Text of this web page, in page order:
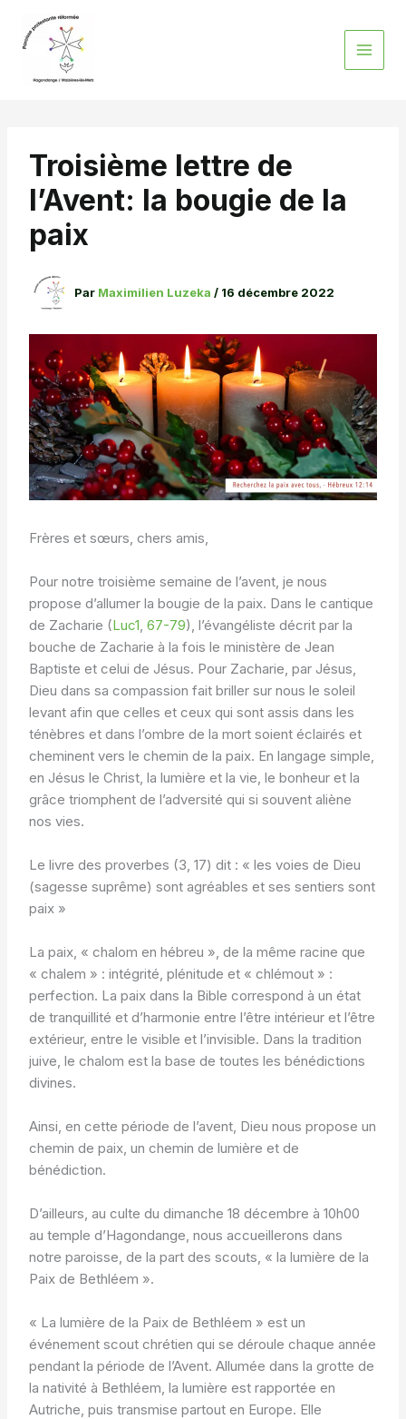
contenu
Troisième lettre de
l’Avent: la bougie de la
paix
Par Maximilien Luzeka/ 16 décembre 2022
Frères et sœurs, chers amis,
Pour notre troisième semaine de l’avent, je nous
propose d’allumer la bougie de la paix. Dans le cantique
de Zacharie (Luc1,67-79), l’évangéliste décrit par la
bouche de Zacharie à la fois le ministère de Jean
Baptiste et celui de Jésus. Pour Zacharie, par Jésus,
Dieu dans sa compassion fait briller sur nous le soleil
levant afin que celles et ceux qui sont assis dans les
ténèbres et dans l’ombre de la mort soient éclairés et
cheminent vers le chemin de la paix. En langage simple,
en Jésus le Christ, la lumière et la vie, le bonheur et la
grâce triomphent de l’adversité qui si souvent aliène
nos vies.
Le livre des proverbes (3, 17) dit : « les voies de Dieu
(sagesse suprême) sont agréables et ses sentiers sont
paix »
La paix, « chalom en hébreu », de la même racine que
« chalem » : intégrité, plénitude et « chlémout » :
perfection. La paix dans la Bible correspond à un état
de tranquillité et d’harmonie entre l’être intérieur et l’être
extérieur, entre le visible et l’invisible. Dans la tradition
juive, le chalom est la base de toutes les bénédictions
divines.
Ainsi, en cette période de l’avent, Dieu nous propose un
chemin de paix, un chemin de lumière et de
bénédiction.
D’ailleurs, au culte du dimanche 18 décembre à 10h00
au temple d’Hagondange, nous accueillerons dans
notre paroisse, de la part des scouts, « la lumière de la
Paix de Bethléem ».
« La lumière de la Paix de Bethléem » est un
événement scout chrétien qui se déroule chaque année
pendant la période de l’Avent. Allumée dans la grotte de
la nativité à Bethléem, la lumière est rapportée en
Autriche, puis transmise partout en Europe. Elle